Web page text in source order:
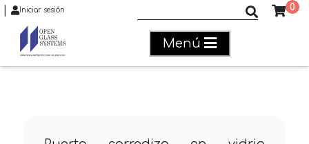
Iniciar sesión 0
Menú